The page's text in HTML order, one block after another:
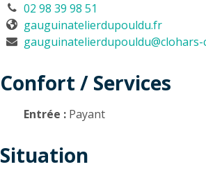
02 98 39 98 51
gauguinatelierdupouldu.fr
Confort / Services
Entrée : Payant
Situation